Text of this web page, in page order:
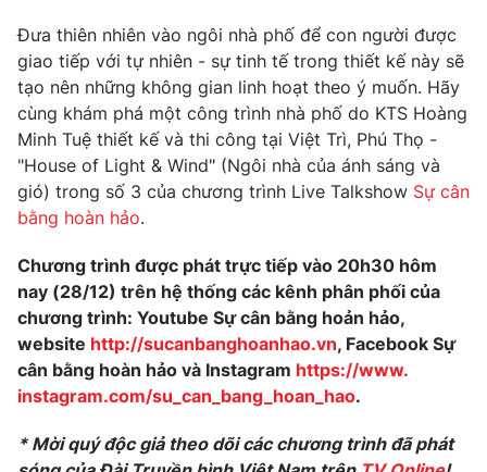
Tư vấn
Chuyên mục khác
Emagazine Podcast
Photo Infographic
Video Shorts video
VTV Money VTV Thể thao
VTV Sức khoẻ Bất động sản
Thị trường 24h Tấm lòng Việt
Đưa thiên nhiên vào ngôi nhà phố để con người được
giao tiếp với tự nhiên - sự tinh tế trong thiết kế này sẽ
tạo nên những không gian linh hoạt theo ý muốn. Hãy
cùng khám phá một công trình nhà phố do KTS Hoàng
Minh Tuệ thiết kế và thi công tại Việt Trì, Phú Thọ -
"House of Light & Wind" (Ngôi nhà của ánh sáng và
gió) trong số 3 của chương trình Live Talkshow Sự cân
bằng hoàn hảo.
Chương trình được phát trực tiếp vào 20h30 hôm
nay (28/12) trên hệ thống các kênh phân phối của
chương trình: Youtube Sự cân bằng hoản hảo,
website http://sucanbanghoanhao.vn, Facebook Sự
cân bằng hoàn hảo và Instagram https://www.
instagram.com/su_can_bang_ hoan_hao.
* Mời quý độc giả theo dõi các chương trình đã phát